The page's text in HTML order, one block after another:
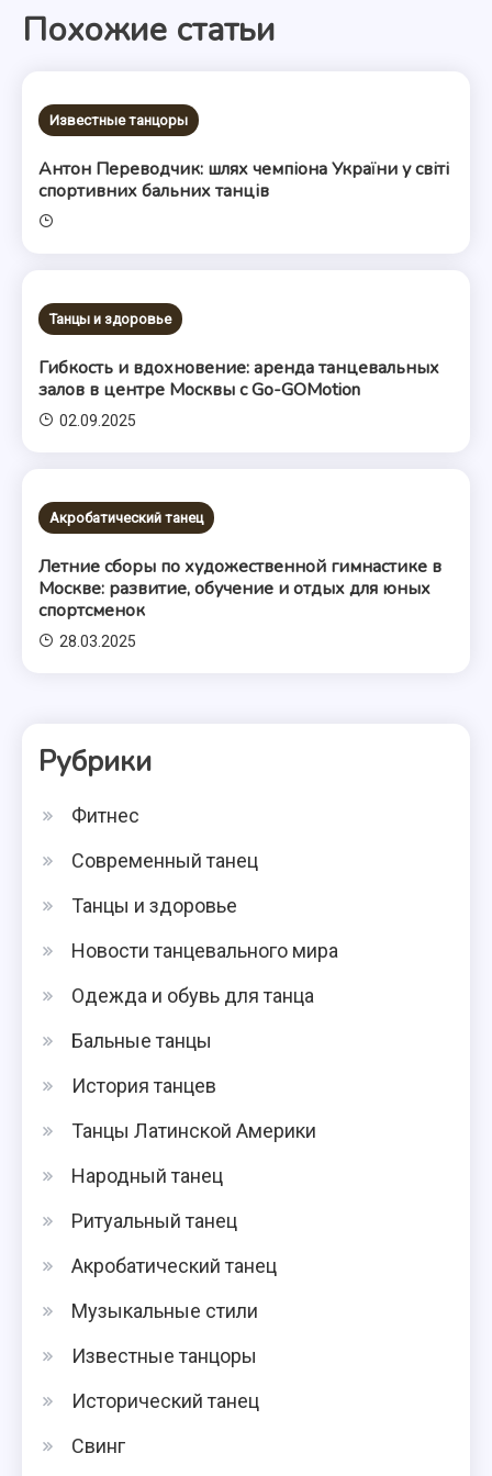
записям
Похожие статьи
Известные танцоры
Антон Переводчик: шлях чемпіона України у світі
спортивних бальних танців
Танцы и здоровье
Гибкость и вдохновение: аренда танцевальных
залов в центре Москвы с Go-GOMotion
02.09.2025
Акробатический танец
Летние сборы по художественной гимнастике в
Москве: развитие, обучение и отдых для юных
спортсменок
28.03.2025
Рубрики
Фитнес
Современный танец
Танцы и здоровье
Новости танцевального мира
Одежда и обувь для танца
Бальные танцы
История танцев
Танцы Латинской Америки
Народный танец
Ритуальный танец
Акробатический танец
Музыкальные стили
Известные танцоры
Исторический танец
Свинг